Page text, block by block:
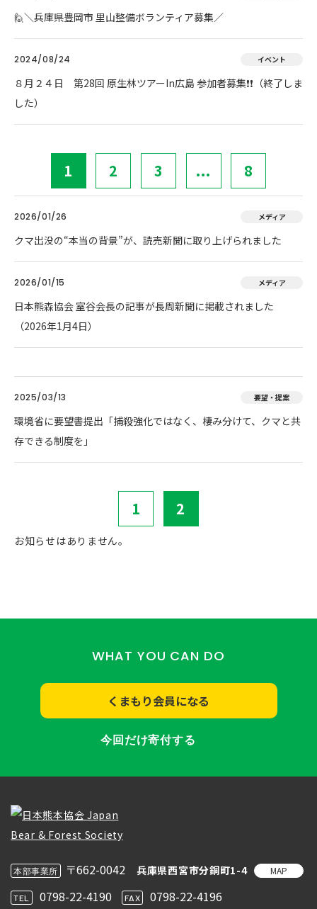
🙋＼兵庫県豊岡市 里山整備ボランティア募集／
2024/08/24 イベント
８月２４日 第28回 原生林ツアーIn広島 参加者募集❗❗（終了しま
した）
1 2 3 ... 8
2026/01/26 メディア
クマ出没の“本当の背景”が、読売新聞に取り上げられました
2026/01/15 メディア
日本熊森協会 室谷会長の記事が長周新聞に掲載されました
（2026年1月4日）
2025/03/13 要望・提案
環境省に要望書提出「捕殺強化ではなく、棲み分けて、クマと共
存できる制度を」
1 2
お知らせはありません。
WHAT YOU CAN DO
くまもり会員になる
今回だけ寄付する
本部事業所 〒662-0042 兵庫県西宮市分銅町1-4 MAP
TEL 0798-22-4190 FAX 0798-22-4196